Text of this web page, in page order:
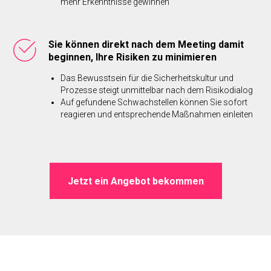
Sie können direkt nach dem Meeting damit
beginnen, Ihre Risiken zu minimieren
Das Bewusstsein für die Sicherheitskultur und
Prozesse steigt unmittelbar nach dem Risikodialog
Auf gefundene Schwachstellen können Sie sofort
reagieren und entsprechende Maßnahmen einleiten
Jetzt ein Angebot bekommen